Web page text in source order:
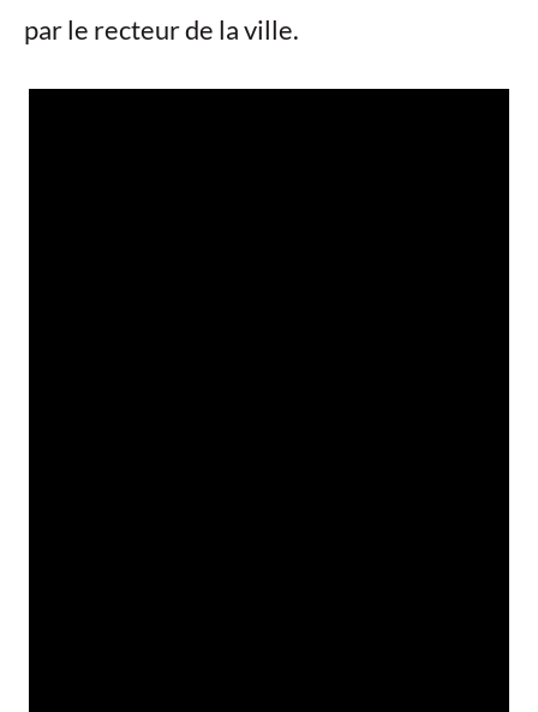
par le recteur de la ville.